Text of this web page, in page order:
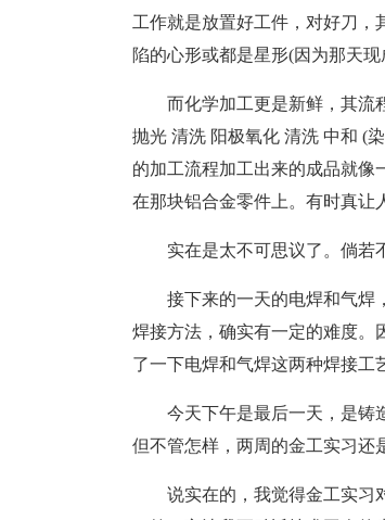
工作就是放置好工件，对好刀，
陷的心形或都是星形(因为那天
而化学加工更是新鲜，其流
抛光 清洗 阳极氧化 清洗 中和 (
的加工流程加工出来的成品就像
在那块铝合金零件上。有时真让
实在是太不可思议了。倘若
接下来的一天的电焊和气焊
焊接方法，确实有一定的难度。
了一下电焊和气焊这两种焊接工
今天下午是最后一天，是铸
但不管怎样，两周的金工实习还
说实在的，我觉得金工实习